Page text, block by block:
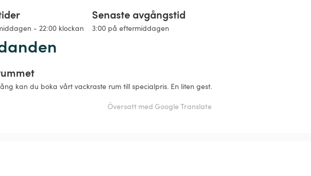
- 22:00 klockan
Senaste avgångstid
3:00 på eftermiddagen
kan du boka vårt vackraste rum till specialpris. En liten gest.
Översatt med Google Translate